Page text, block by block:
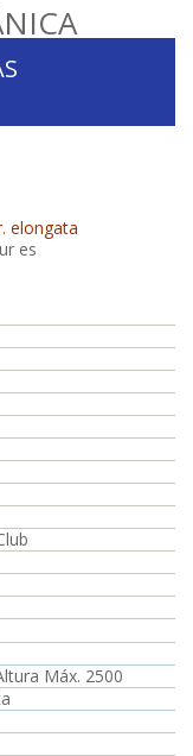
elongata
es
Máx. 2500